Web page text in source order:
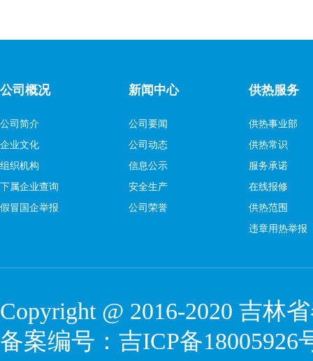
公司概况
公司简介
企业文化
组织机构
下属企业查询
假冒国企举报
新闻中心
公司要闻
公司动态
信息公示
安全生产
公司荣誉
供热服务
供热事业部
供热常识
服务承诺
在线报修
供热范围
违章用热举报
Copyright @ 2016-2020 吉林
备案编号： 吉ICP备18005926